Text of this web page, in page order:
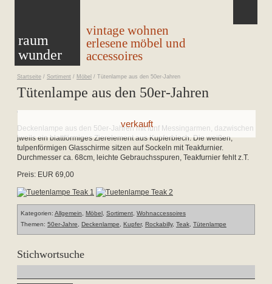
raum
wunder
vintage wohnen
erlesene möbel und
accessoires
Startseite / Sortiment / Möbel / Tütenlampe aus den 50er-Jahren
Tütenlampe aus den 50er-Jahren
Deckenlampe aus den 50er-Jahren mit fünf Messingarmen, dazwischen
jweils ein blattförmiges Zierelement aus Kupferblech. Die weißen,
tulpenförmigen Glasschirme sitzen auf Sockeln mit Teakfurnier.
Durchmesser ca. 68cm, leichte Gebrauchsspuren, Teakfurnier fehlt z.T.
Preis: EUR 69,00
Kategorien: Allgemein, Möbel, Sortiment, Wohnaccessoires
Themen: 50er-Jahre Deckenlampe Kupfer, Rockabilly, Teak, Tütenlampe
Stichwortsuche
nach: